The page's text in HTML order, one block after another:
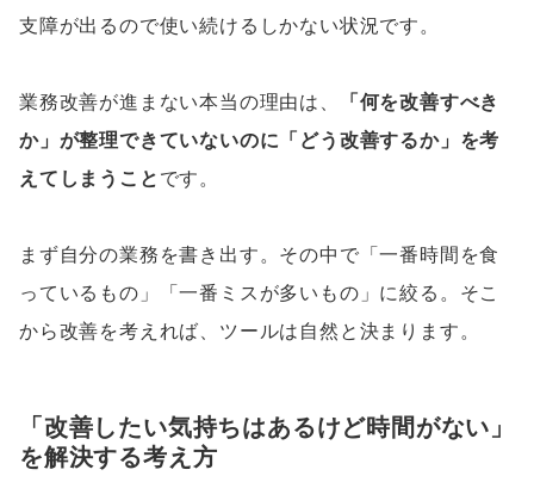
支障が出るので使い続けるしかない状況です。
業務改善が進まない本当の理由は、
「何を改善すべき
か」が整理できていないのに「どう改善するか」を考
えてしまうこと です。
まず自分の業務を書き出す。その中で「一番時間を食
っているもの」「一番ミスが多いもの」に絞る。そこ
から改善を考えれば、ツールは自然と決まります。
「改善したい気持ちはあるけど時間がない」
を解決する考え方